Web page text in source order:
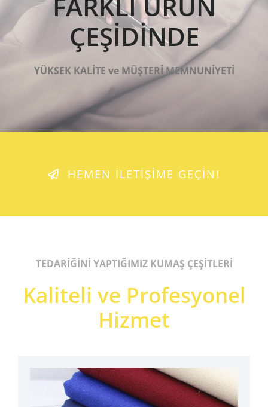
ÇEŞİDİNDE
YÜKSEK KALİTE ve MÜŞTERİ MEMNUNİYETİ
HEMEN İLETİŞİME GEÇİN!
TEDARİĞİNİ YAPTIĞIMIZ KUMAŞ ÇEŞİTLERİ
Kaliteli ve Profesyonel
Hizmet